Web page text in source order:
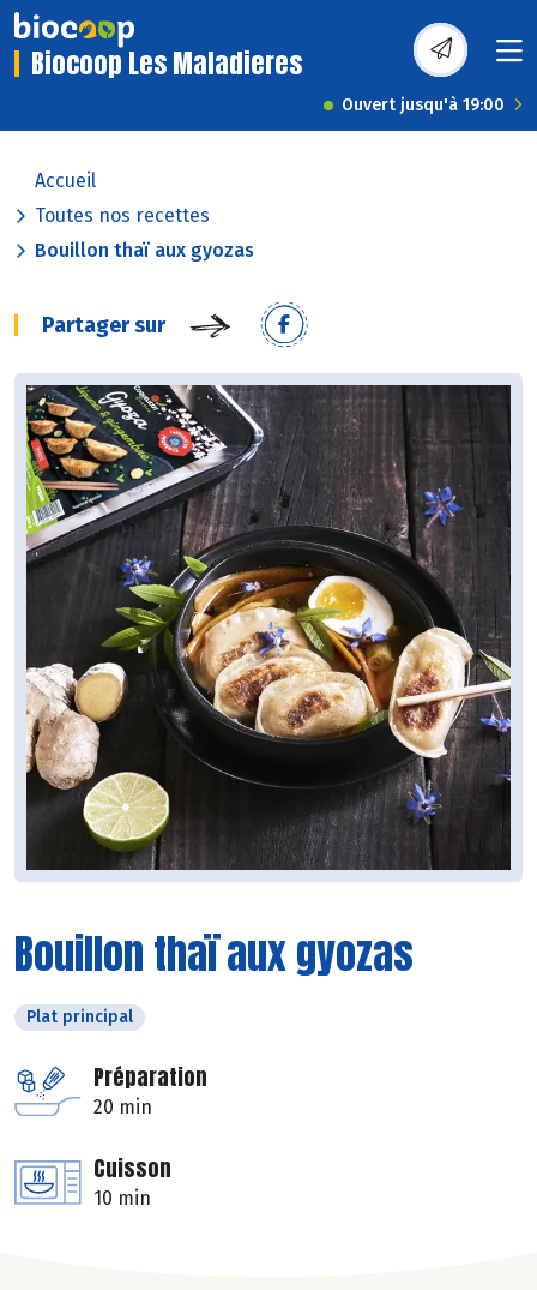
Biocoop Les Maladieres
Ouvert jusqu'à 19:00
Accueil
Toutes nos recettes
Bouillon thaï aux gyozas
Partager sur
Bouillon thaï aux gyozas
Plat principal
Préparation
20 min
Cuisson
10 min